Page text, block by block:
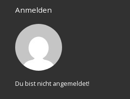
Anmelden
Du bist nicht angemeldet!